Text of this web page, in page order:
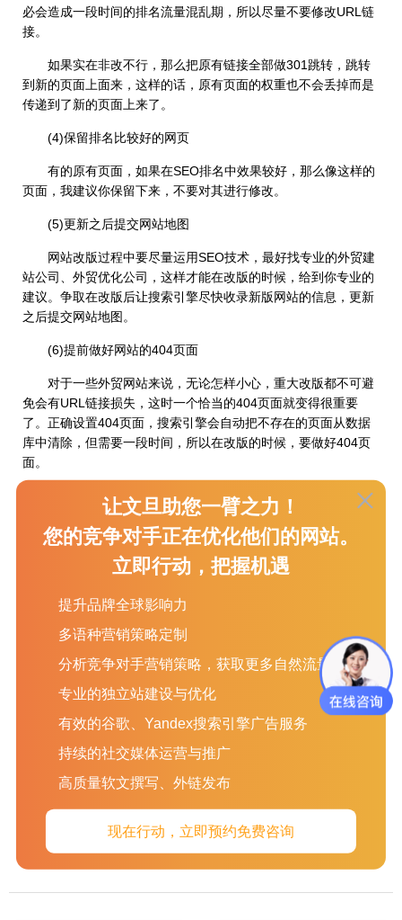
必会造成一段时间的排名流量混乱期，所以尽量不要修改URL链
接。
如果实在非改不行，那么把原有链接全部做301跳转，跳转
到新的页面上面来，这样的话，原有页面的权重也不会丢掉而是
传递到了新的页面上来了。
(4)保留排名比较好的网页
有的原有页面，如果在SEO排名中效果较好，那么像这样的
页面，我建议你保留下来，不要对其进行修改。
(5)更新之后提交网站地图
网站改版过程中要尽量运用SEO技术，最好找专业的外贸建
站公司、外贸优化公司，这样才能在改版的时候，给到你专业的
建议。争取在改版后让搜索引擎尽快收录新版网站的信息，更新
之后提交网站地图。
(6)提前做好网站的404页面
对于一些外贸网站来说，无论怎样小心，重大改版都不可避
免会有URL链接损失，这时一个恰当的404页面就变得很重要
了。正确设置404页面，搜索引擎会自动把不存在的页面从数据
库中清除，但需要一段时间，所以在改版的时候，要做好404页
面。
3 网站上线之后，做些原创信息
搜索引擎都比较喜欢原创的内容，所以在网站上线之后，尽
量更新一些原创内容上去，这样才能吸引爬虫来收录你网站的内
容，如果都是一些已经被收录的内容，那么会因为内容因素而导
个“是非不分”的机器，只要你的网站改版是朝着正确的、有利于
用户体验和搜索引擎友好的方向改进，在搜索引擎看来这是一种
进步，只要你勤于有含金量的内容操作，Google不会抛弃一个有
价值的网站。而且会给你加分项，流量排名导入。
以上就是文旦小编介绍的外贸网站改版需要注意哪些才能尽
量不影响外贸SEO排名的相关内容，文旦，国内领先的海外推广
营销解决方案提供商，拥有15年成熟的海外推广营销经验，如果
您有外贸网站建设、多语言外贸建站、
广、Facebook推广等外贸推广方面的需求，欢迎联系我们。
让文旦助您一臂之力！
您的竞争对手正在优化他们的网站。
立即行动，把握机遇
提升品牌全球影响力
多语种营销策略定制
分析竞争对手营销策略，获取更多自然流量
专业的独立站建设与优化
有效的谷歌、Yandex搜索引擎广告服务
持续的社交媒体运营与推广
高质量软文撰写、外链发布
现在行动，立即预约免费咨询